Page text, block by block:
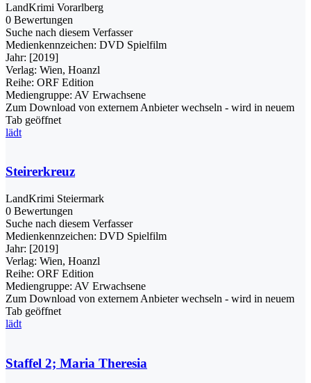
LandKrimi Vorarlberg
0 Bewertungen
Suche nach diesem Verfasser
Medienkennzeichen: DVD Spielfilm
Jahr: [2019]
Verlag: Wien, Hoanzl
Reihe: ORF Edition
Mediengruppe: AV Erwachsene
Zum Download von externem Anbieter wechseln - wird in neuem
Tab geöffnet
lädt
Steirerkreuz
LandKrimi Steiermark
0 Bewertungen
Suche nach diesem Verfasser
Medienkennzeichen: DVD Spielfilm
Jahr: [2019]
Verlag: Wien, Hoanzl
Reihe: ORF Edition
Mediengruppe: AV Erwachsene
Zum Download von externem Anbieter wechseln - wird in neuem
Tab geöffnet
lädt
Staffel 2; Maria Theresia